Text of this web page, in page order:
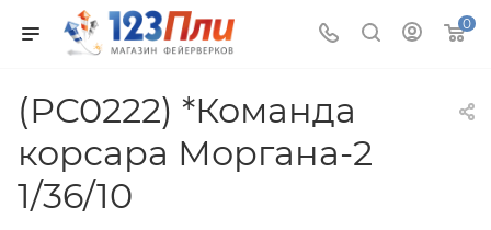
0
(РС0222) *Команда
корсара Моргана-2
1/36/10